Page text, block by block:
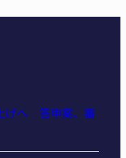
げへ 答申案、審